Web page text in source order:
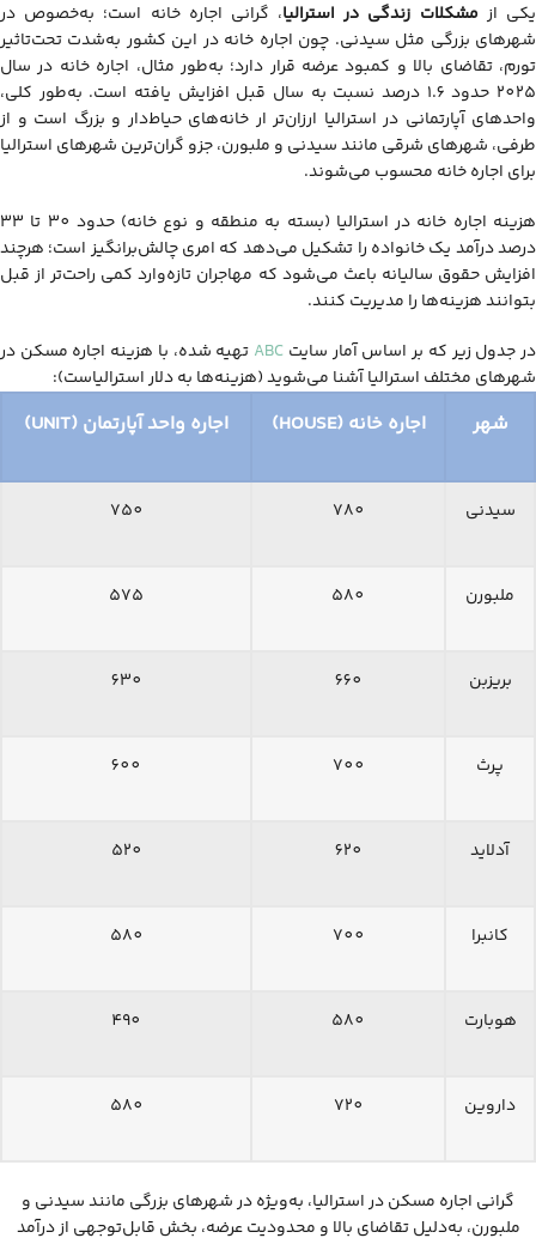
یکی از مشکلات زندگی در استرالیا، گرانی اجاره خانه است؛ به‌خصوص در
شهرهای بزرگی مثل سیدنی. چون اجاره خانه در این کشور به‌شدت تحت‌تاثیر
تورم، تقاضای بالا و کمبود عرضه قرار دارد؛ به‌طور مثال، اجاره خانه در سال
2025 حدود 1.6 درصد نسبت به سال قبل افزایش یافته است. به‌طور کلی،
واحدهای آپارتمانی در استرالیا ارزان‌تر ار خانه‌های حیاط‌دار و بزرگ است و از
طرفی، شهرهای شرقی مانند سیدنی و ملبورن، جزو گران‌ترین شهرهای استرالیا
برای اجاره خانه محسوب می‌شوند.
هزینه اجاره خانه در استرالیا (بسته به منطقه و نوع خانه) حدود 30 تا 33
درصد درآمد یک خانواده را تشکیل می‌دهد که امری چالش‌برانگیز است؛ هرچند
افزایش حقوق سالیانه باعث می‌شود که مهاجران تازه‌وارد کمی راحت‌تر از قبل
بتوانند هزینه‌ها را مدیریت کنند.
در جدول زیر که بر اساس آمار سایت ABC تهیه شده، با هزینه اجاره مسکن در
شهرهای مختلف استرالیا آشنا می‌شوید (هزینه‌ها به دلار استرالیاست):
شهر اجاره خانه (HOUSE) اجاره واحد آپارتمان (UNIT)
سیدنی 780
750
ملبورن 580
575
بریزبن 660
630
پرث 700
600
آدلاید 620
520
کانبرا 700
580
هوبارت 580
490
داروین 720
580
گرانی اجاره مسکن در استرالیا، به‌ویژه در شهرهای بزرگی مانند سیدنی و
ملبورن، به‌دلیل تقاضای بالا و محدودیت عرضه، بخش قابل‌توجهی از درآمد